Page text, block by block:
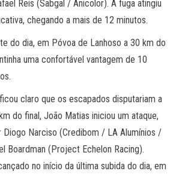
Reis (Sabgal / Anicolor). A fuga atingiu
chegando a mais de 12 minutos.
do dia, em Póvoa de Lanhoso a 30 km do
uma confortável vantagem de 10
claro que os escapados disputariam a
do final, João Matias iniciou um ataque,
Narciso (Credibom / LA Alumínios /
Boardman (Project Echelon Racing).
no início da última subida do dia, em